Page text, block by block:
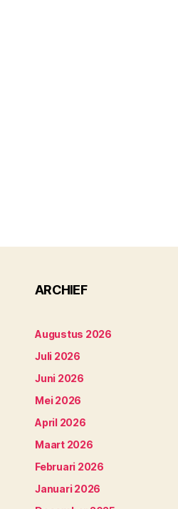
ARCHIEF
Augustus 2026
Juli 2026
Juni 2026
Mei 2026
April 2026
Maart 2026
Februari 2026
Januari 2026